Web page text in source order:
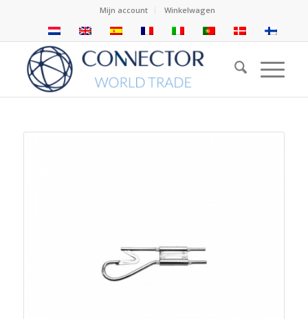
Mijn account Winkelwagen